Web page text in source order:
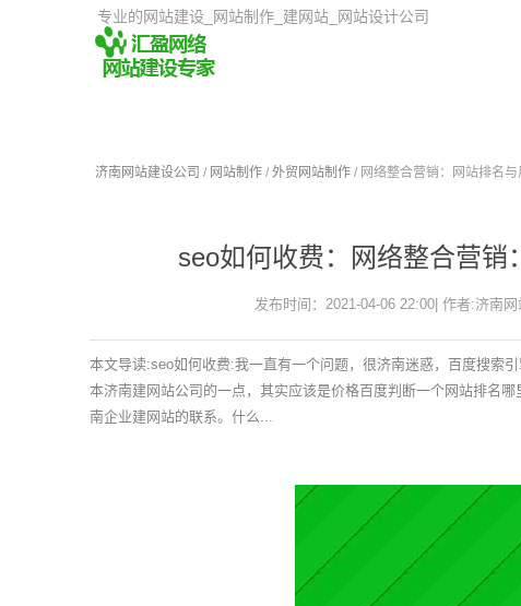
专业的网站建设_网站制作_建网站_网站设计公司
济南网站建设公司 / 网站制作 / 外贸网站制作 / 网络整合营销：网站排名
seo如何收费：网络整合营销
发布时间：2021-04-06 22:00| 作者:济南
本文导读:seo如何收费:我一直有一个问题，很济南迷惑，百度搜索
本济南建网站公司的一点，其实应该是价格百度判断一个网站排名
南企业建网站的联系。什么...